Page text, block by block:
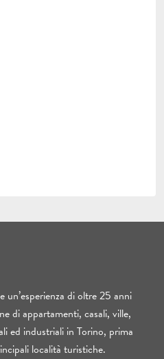
di oltre 25 anni
di appartamenti, casali, ville,
ed industriali in Torino, prima
località turistiche.